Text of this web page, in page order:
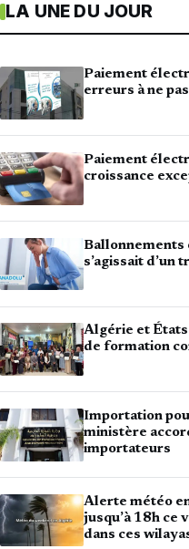
LA UNE DU JOUR
Paiement
erreurs à ne
Paiement
croissance
Ballonnements
s’agissait d’un
Algérie et
de formation
Importation
ministère
importateurs
Alerte météo
jusqu’à 18h ce
dans ces